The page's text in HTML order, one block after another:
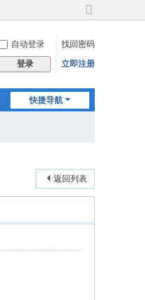
切
到
宽
自动登录
找回密码
登录 立即注册
快捷导航
返回列表